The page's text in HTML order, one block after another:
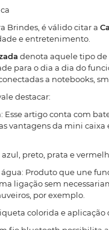
Brindes, é válido citar a
e entretenimento.
denota aquele tipo de
para o dia a dia do
a notebooks,
destacar:
artigo conta com
vantagens da mini
azul, preto, prata e
Produto que une
ligação sem
por exemplo.
colorida e aplicação